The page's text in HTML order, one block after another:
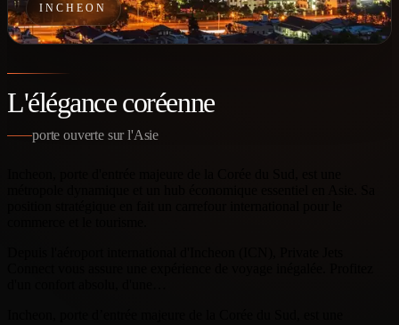
INCHEON
L'élégance coréenne
porte ouverte sur l'Asie